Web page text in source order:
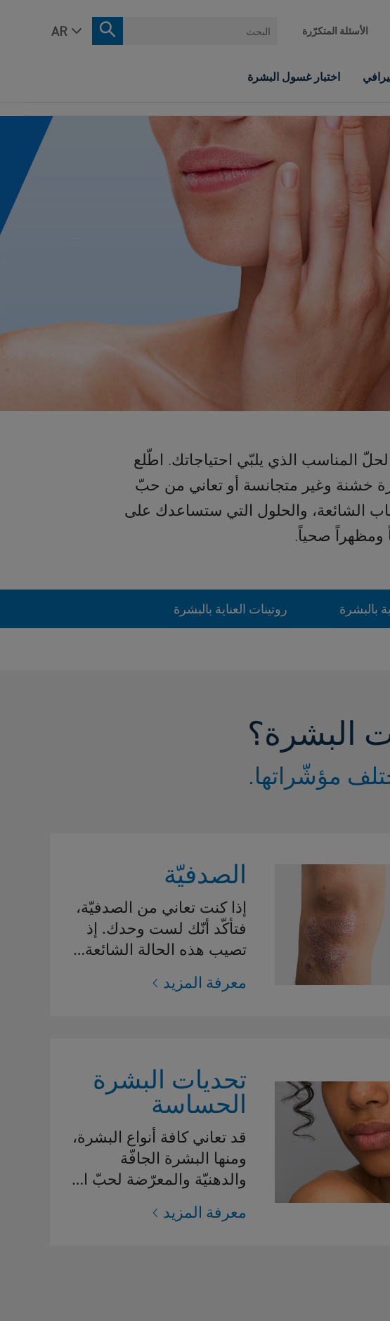
الأسئلة المتكرّرة البحث
اختبار غسول البشرة
المناسب الذي يلبّي احتياجاتك. اطّلع
خشنة وغير متجانسة أو تعاني من حبّ
الشائعة، والحلول التي ستساعدك على
ومظهراً صحياً.
بالبشرة روتينات العناية بالبشرة
البشرة؟
مؤشّراتها.
الصدفيّة
إذا كنت تعاني من الصدفيّة،
فتأكّد أنّك لست وحدك. إذ
تصيب هذه الحالة الشائعة…
معرفة المزيد
تحديات البشرة
الحساسة
قد تعاني كافة أنواع البشرة،
ومنها البشرة الجافّة
والدهنيّة والمعرّضة لحبّ ا…
معرفة المزيد